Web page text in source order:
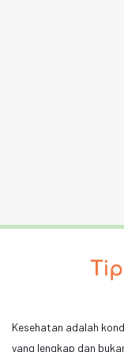
Kesehatan adalah
yang lengkap dan